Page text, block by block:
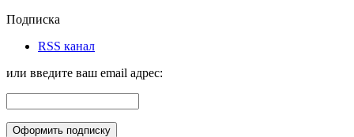
Подписка
RSS канал
или введите ваш email адрес: